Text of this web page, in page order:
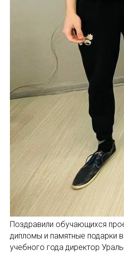
Поздравили обучающихся
дипломы и памятные подарки
учебного года директор